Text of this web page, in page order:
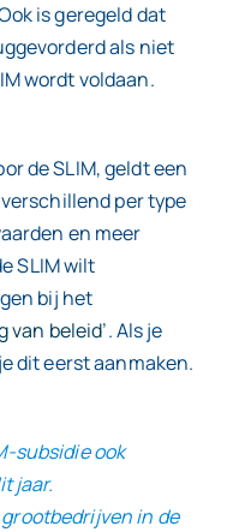
is geregeld dat
als niet
wordt voldaan.
de SLIM, geldt een
per type
en meer
SLIM wilt
bij het
van beleid’. Als je
dit eerst aanmaken.
subsidie ook
jaar.
in de